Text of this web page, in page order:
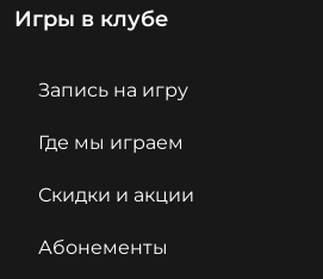
Игры в клубе
Запись на игру
Где мы играем
Скидки и акции
Абонементы